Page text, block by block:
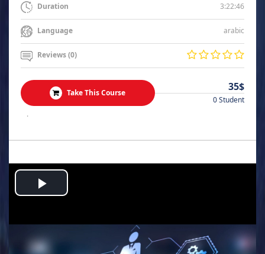
Duration 3:22:46
Language arabic
Reviews (0)
Take This Course 35$
0 Student
.
Play
Video